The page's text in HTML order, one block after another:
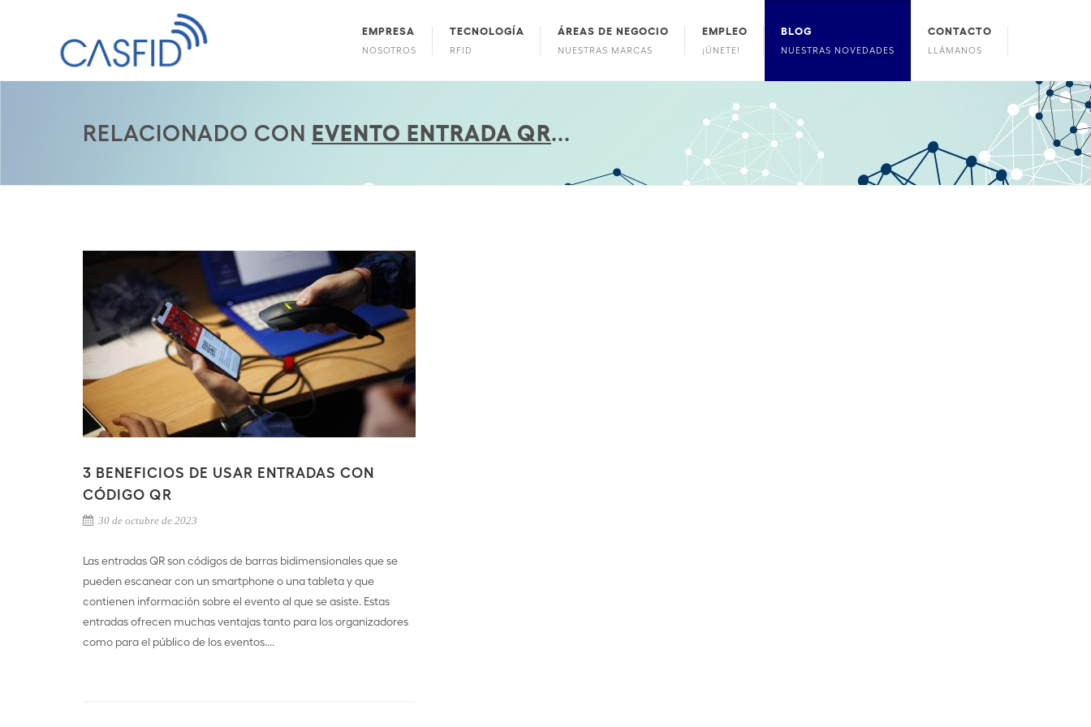
EMPRESA
NOSOTROS
TECNOLOGÍA
RFID
ÁREAS DE NEGOCIO
NUESTRAS MARCAS
EMPLEO
¡ÚNETE!
BLOG
NUESTRAS NOVEDADES
CONTACTO
LLÁMANOS
RELACIONADO CON EVENTO ENTRADA QR...
3 BENEFICIOS DE USAR ENTRADAS CON
CÓDIGO QR
30 de octubre de 2023
Las entradas QR son códigos de barras bidimensionales que se
pueden escanear con un smartphone o una tableta y que
contienen información sobre el evento al que se asiste. Estas
entradas ofrecen muchas ventajas tanto para los organizadores
como para el público de los eventos....